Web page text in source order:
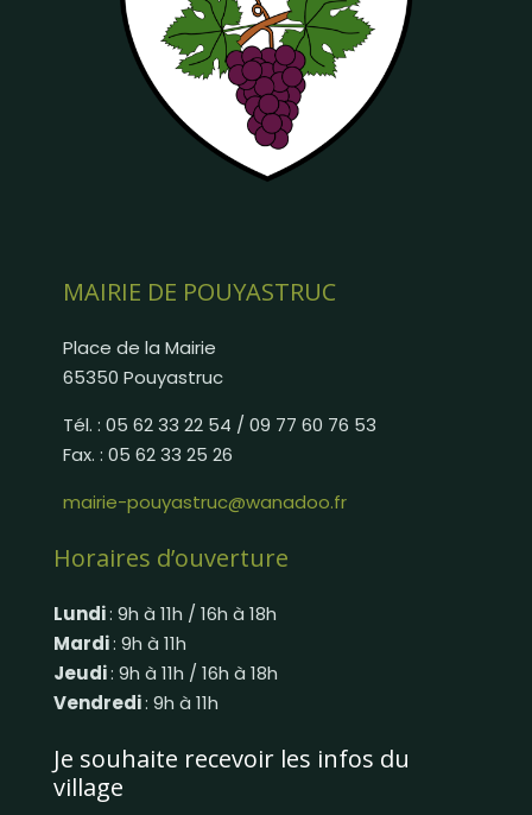
MAIRIE DE POUYASTRUC
Place de la Mairie
65350 Pouyastruc
Tél. : 05 62 33 22 54 / 09 77 60 76 53
Fax. : 05 62 33 25 26
mairie-pouyastruc@wanadoo.fr
Horaires d’ouverture
Lundi: 9h à 11h / 16h à 18h
Mardi: 9h à 11h
Jeudi: 9h à 11h / 16h à 18h
Vendredi: 9h à 11h
Je souhaite recevoir les infos du
village